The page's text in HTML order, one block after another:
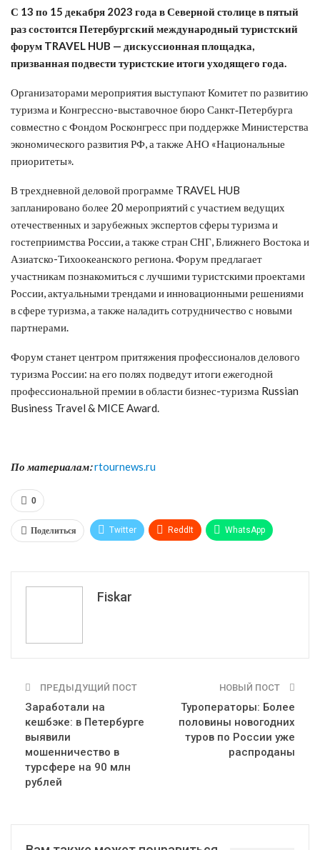
С 13 по 15 декабря 2023 года в Северной столице в пятый
раз состоится Петербургский международный туристский
форум TRAVEL HUB — дискуссионная площадка,
призванная подвести туристские итоги уходящего года.
Организаторами мероприятия выступают Комитет по развитию
туризма и Конгрессно-выставочное бюро Санкт‑Петербурга
совместно с Фондом Росконгресс при поддержке Министерства
экономического развития РФ, а также АНО «Национальные
приоритеты».
В трехдневной деловой программе TRAVEL HUB
запланировано более 20 мероприятий с участием ведущих
отечественных и зарубежных экспертов сферы туризма и
гостеприимства России, а также стран СНГ, Ближнего Востока и
Азиатско-Тихоокеанского региона. Форум предлагает
участникам познакомиться с лучшими туристскими проектами
России, актуальными трендами и инновационными решениями
в сфере туризма, а также наладить сотрудничество с новыми
партнерами.
Форум станет центром притяжения профессионалов делового
туризма России: на его полях подведут итоги ежегодной
профессиональной премии в области бизнес-туризма Russian
Business Travel & MICE Award.
По материалам:rtournews.ru
0
Поделиться Twitter ReddIt WhatsApp
Fiskar
ПРЕДЫДУЩИЙ ПОСТ
Заработали на
кешбэке: в Петербурге
выявили
мошенничество в
турсфере на 90 млн
рублей
НОВЫЙ ПОСТ
Туроператоры: Более
половины новогодних
туров по России уже
распроданы